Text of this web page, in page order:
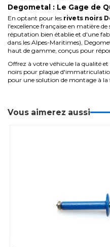
Degometal : Le Gage de
En optant pour les rivets noirs
l'excellence française en matière
réputation bien établie et d'une
dans les Alpes-Maritimes),
haut de gamme, conçus pour
Offrez à votre véhicule la qualité
noirs pour plaque
pour une solution de montage à la
Vous aimerez aussi